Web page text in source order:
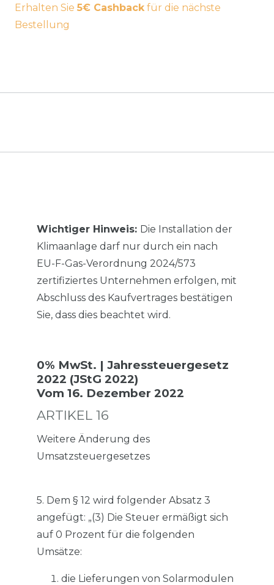
Erhalten Sie 5€ Cashbackfür die nächste
Bestellung
Wichtiger Hinweis: Die Installation der
Klimaanlage darf nur durch ein nach
EU-F-Gas-Verordnung 2024/573
zertifiziertes Unternehmen erfolgen, mit
Abschluss des Kaufvertrages bestätigen
Sie, dass dies beachtet wird.
0% MwSt. | Jahressteuergesetz
2022 (JStG 2022)
Vom 16. Dezember 2022
ARTIKEL 16
Weitere Änderung des
Umsatzsteuergesetzes
5. Dem § 12 wird folgender Absatz 3
angefügt: „(3) Die Steuer ermäßigt sich
auf 0 Prozent für die folgenden
Umsätze:
die Lieferungen von Solarmodulen